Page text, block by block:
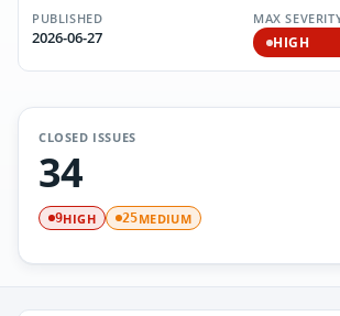
PUBLISHED
2026-06-27
MAX
HIGH
CLOSED ISSUES
34
9HIGH 25MEDIUM